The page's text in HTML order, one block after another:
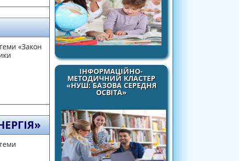
ІНФОРМАЦІЙНО-
МЕТОДИЧНИЙ КЛАСТЕР
«НУШ: БАЗОВА СЕРЕДНЯ
ОСВІТА»
«Закон